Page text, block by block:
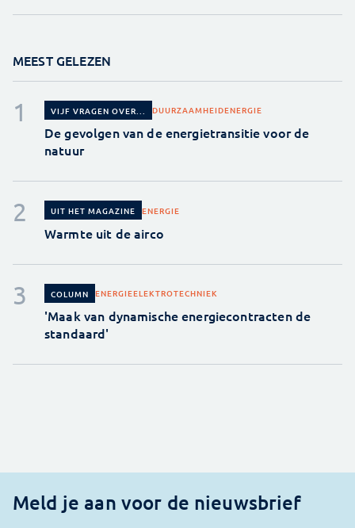
MEEST GELEZEN
VIJF VRAGEN OVER... DUURZAAMHEIDENERGIE
De gevolgen van de energietransitie voor de
natuur
UIT HET MAGAZINE ENERGIE
Warmte uit de airco
COLUMN ENERGIEELEKTROTECHNIEK
'Maak van dynamische energiecontracten de
standaard'
Meld je aan voor de nieuwsbrief